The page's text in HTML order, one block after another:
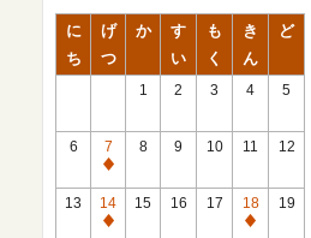
に
ち
げ
つ
か
す
い
も
く
き
ん
ど
1 2 3 4 5
6
7
休
館
日
8 9 10 11 12
13
14
休
15 16 17
18
休
19